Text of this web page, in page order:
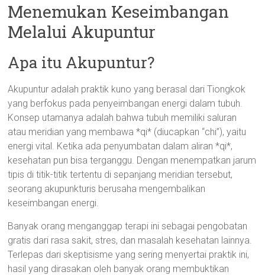
Menemukan Keseimbangan
Melalui Akupuntur
Apa itu Akupuntur?
Akupuntur adalah praktik kuno yang berasal dari Tiongkok
yang berfokus pada penyeimbangan energi dalam tubuh.
Konsep utamanya adalah bahwa tubuh memiliki saluran
atau meridian yang membawa *qi* (diucapkan “chi”), yaitu
energi vital. Ketika ada penyumbatan dalam aliran *qi*,
kesehatan pun bisa terganggu. Dengan menempatkan jarum
tipis di titik-titik tertentu di sepanjang meridian tersebut,
seorang akupunkturis berusaha mengembalikan
keseimbangan energi.
Banyak orang menganggap terapi ini sebagai pengobatan
gratis dari rasa sakit, stres, dan masalah kesehatan lainnya.
Terlepas dari skeptisisme yang sering menyertai praktik ini,
hasil yang dirasakan oleh banyak orang membuktikan